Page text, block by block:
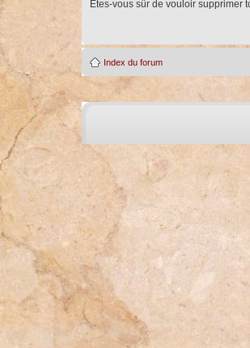
Êtes-vous sûr de vouloir supprimer
Index du forum